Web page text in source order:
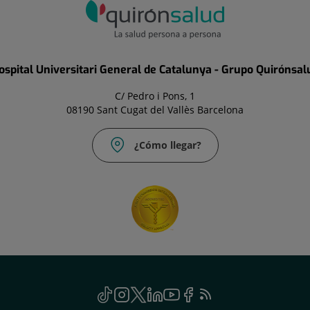
Universitari General de Catalunya - Grupo
C/ Pedro i Pons, 1
08190 Sant Cugat del Vallès Barcelona
¿Cómo llegar?
TikTok
Este
enlace
Instagram
Este
enlace
Twitter
Este
enlace
Linkedin
Este
enlace
Youtube
Este
enlace
Facebook
Este
enlace
Feed
Este